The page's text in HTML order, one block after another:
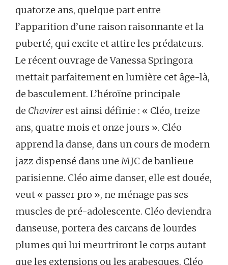
quatorze ans, quelque part entre
l’apparition d’une raison raisonnante et la
puberté, qui excite et attire les prédateurs.
Le récent ouvrage de Vanessa Springora
mettait parfaitement en lumière cet âge-là,
de basculement. L’héroïne principale
de Chavirerest ainsi définie : « Cléo, treize
ans, quatre mois et onze jours ». Cléo
apprend la danse, dans un cours de modern
jazz dispensé dans une MJC de banlieue
parisienne. Cléo aime danser, elle est douée,
veut « passer pro », ne ménage pas ses
muscles de pré-adolescente. Cléo deviendra
danseuse, portera des carcans de lourdes
plumes qui lui meurtriront le corps autant
que les extensions ou les arabesques. Cléo